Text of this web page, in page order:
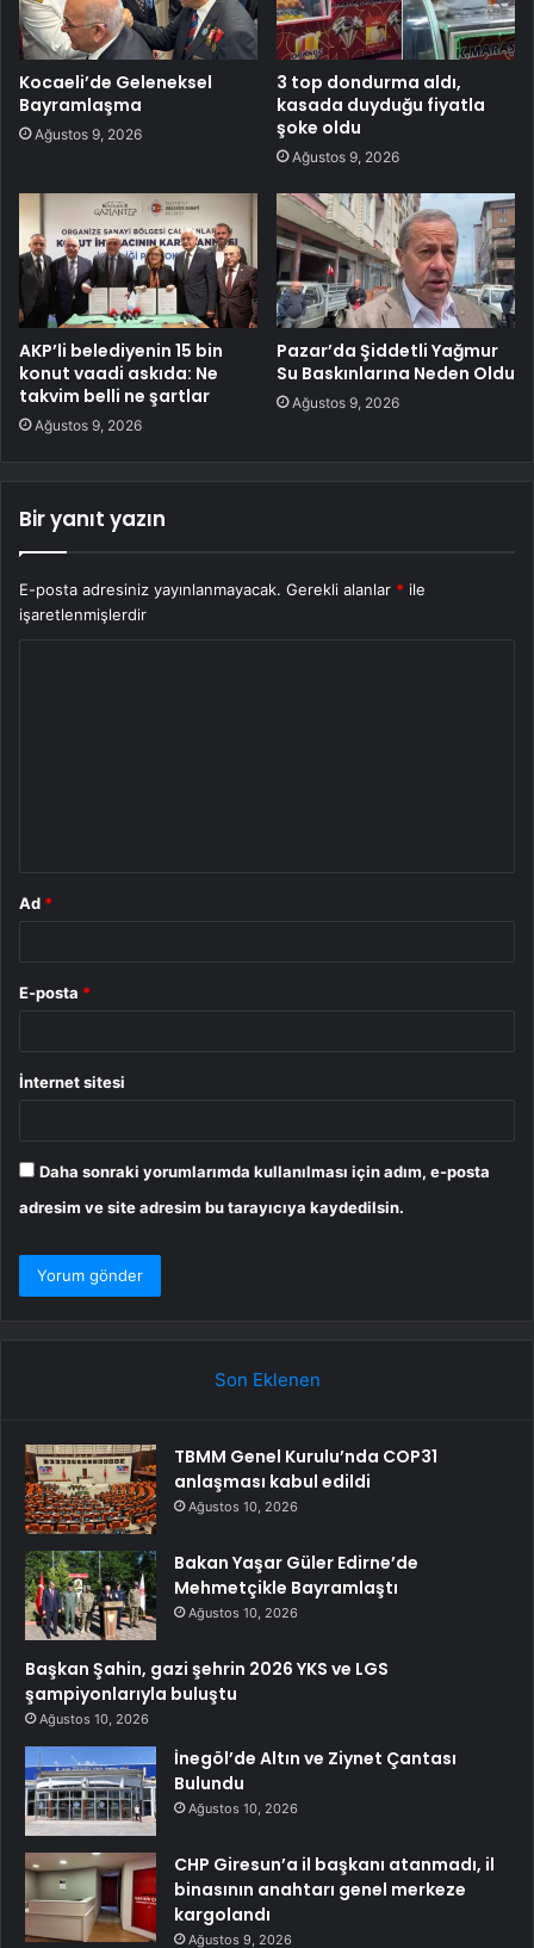
Kocaeli’de Geleneksel
Bayramlaşma
Ağustos 9, 2026
3 top dondurma aldı,
kasada duyduğu fiyatla
şoke oldu
Ağustos 9, 2026
AKP’li belediyenin 15 bin
konut vaadi askıda: Ne
takvim belli ne şartlar
Ağustos 9, 2026
Pazar’da Şiddetli Yağmur
Su Baskınlarına Neden Oldu
Ağustos 9, 2026
Bir yanıt yazın
E-posta adresiniz yayınlanmayacak. Gerekli alanlar * ile
işaretlenmişlerdir
Ad *
E-posta *
İnternet sitesi
Daha sonraki yorumlarımda kullanılması için adım, e-posta
adresim ve site adresim bu tarayıcıya kaydedilsin.
Son Eklenen
TBMM Genel Kurulu’nda COP31
anlaşması kabul edildi
Ağustos 10, 2026
Bakan Yaşar Güler Edirne’de
Mehmetçikle Bayramlaştı
Ağustos 10, 2026
Başkan Şahin, gazi şehrin 2026 YKS ve LGS
şampiyonlarıyla buluştu
Ağustos 10, 2026
İnegöl’de Altın ve Ziynet Çantası
Bulundu
Ağustos 10, 2026
CHP Giresun’a il başkanı atanmadı, il
binasının anahtarı genel merkeze
kargolandı
Ağustos 9, 2026